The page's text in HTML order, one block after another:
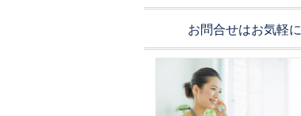
お問合せはお気軽に